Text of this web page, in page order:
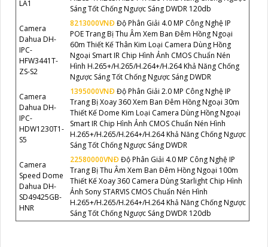
LA1
Sáng Tốt Chống Ngược Sáng DWDR 120db
Camera
Dahua DH-
IPC-
HFW3441T-
ZS-S2
8213000VNÐ Độ Phân Giải 4.0 MP Công Nghệ IP
POE Trang Bị Thu Âm Xem Ban Đêm Hồng Ngoại
60m Thiết Kế Thân Kim Loại Camera Dùng Hồng
Ngoại Smart IR Chip Hình Ảnh CMOS Chuẩn Nén
Hình H.265+/H.265/H.264+/H.264 Khả Năng Chống
Ngược Sáng Tốt Chống Ngược Sáng DWDR
Camera
Dahua DH-
IPC-
HDW1230T1-
S5
1395000VNÐ Độ Phân Giải 2.0 MP Công Nghệ IP
Trang Bị Xoay 360 Xem Ban Đêm Hồng Ngoại 30m
Thiết Kế Dome Kim Loại Camera Dùng Hồng Ngoại
Smart IR Chip Hình Ảnh CMOS Chuẩn Nén Hình
H.265+/H.265/H.264+/H.264 Khả Năng Chống Ngược
Sáng Tốt Chống Ngược Sáng DWDR
Camera
Speed Dome
Dahua DH-
SD49425GB-
HNR
22580000VNÐ Độ Phân Giải 4.0 MP Công Nghệ IP
Trang Bị Thu Âm Xem Ban Đêm Hồng Ngoại 100m
Thiết Kế Xoay 360 Camera Dùng Starlight Chip Hình
Ảnh Sony STARVIS CMOS Chuẩn Nén Hình
H.265+/H.265/H.264+/H.264 Khả Năng Chống Ngược
Sáng Tốt Chống Ngược Sáng DWDR 120db